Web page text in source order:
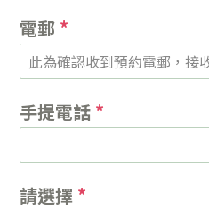
電郵 *
手提電話 *
請選擇 *